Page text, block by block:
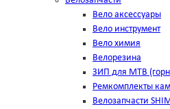
Вело аксессуары
Вело инструмент
Вело химия
Велорезина
ЗИП для MTB
Ремкомплекты
Велозапчасти